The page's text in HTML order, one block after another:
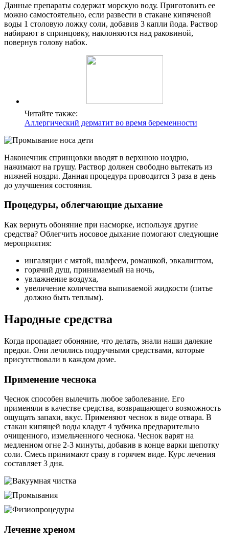
Данные препараты содержат морскую воду. Приготовить ее
можно самостоятельно, если развести в стакане кипяченой
воды 1 столовую ложку соли, добавив 3 капли йода. Раствор
набирают в спринцовку, наклоняются над раковиной,
повернув голову набок.
Читайте также:
Аллергический дерматит во время беременности
Наконечник спринцовки вводят в верхнюю ноздрю,
нажимают на грушу. Раствор должен свободно вытекать из
нижней ноздри. Данная процедура проводится 3 раза в день
до улучшения состояния.
Процедуры, облегчающие дыхание
Как вернуть обоняние при насморке, используя другие
средства? Облегчить носовое дыхание помогают следующие
мероприятия:
ингаляции с мятой, шалфеем, ромашкой, эвкалиптом,
горячий душ, принимаемый на ночь,
увлажнение воздуха,
увеличение количества выпиваемой жидкости (питье
должно быть теплым).
Народные средства
Когда пропадает обоняние, что делать, знали наши далекие
предки. Они лечились подручными средствами, которые
присутствовали в каждом доме.
Применение чеснока
Чеснок способен вылечить любое заболевание. Его
применяли в качестве средства, возвращающего возможность
ощущать запахи, вкус. Применяют чеснок в виде отвара. В
стакан кипящей воды кладут 4 зубчика предварительно
очищенного, измельченного чеснока. Чеснок варят на
медленном огне 2-3 минуты, добавив в конце варки щепотку
соли. Смесь принимают сразу в горячем виде. Курс лечения
составляет 3 дня.
Лечение хреном